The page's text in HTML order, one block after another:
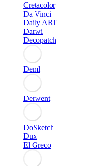
Cretacolor
Da Vinci
Daily ART
Darwi
Decopatch
Deml
Derwent
DoSketch
Dux
El Greco